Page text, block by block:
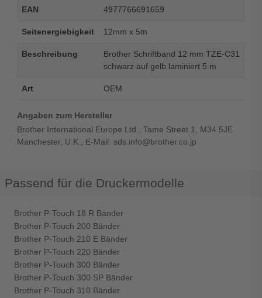
EAN 4977766691659
Seitenergiebigkeit 12mm x 5m
Beschreibung
Brother Schriftband 12 mm TZE-C31
schwarz auf gelb laminiert 5 m
Art OEM
Angaben zum Hersteller
Brother International Europe Ltd., Tame Street 1, M34 5JE
Manchester, U.K., E-Mail: sds.info@brother.co.jp
Passend für die Druckermodelle
Brother P-Touch 18 R Bänder
Brother P-Touch 200 Bänder
Brother P-Touch 210 E Bänder
Brother P-Touch 220 Bänder
Brother P-Touch 300 Bänder
Brother P-Touch 300 SP Bänder
Brother P-Touch 310 Bänder